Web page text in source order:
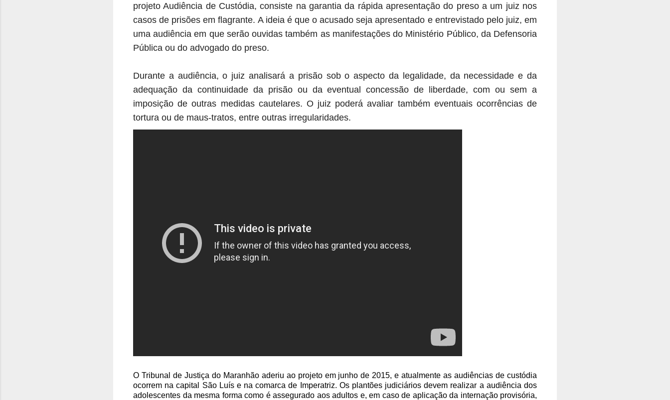
projeto Audiência de Custódia, consiste na garantia da rápida apresentação do preso a um juiz nos
casos de prisões em flagrante. A ideia é que o acusado seja apresentado e entrevistado pelo juiz, em
uma audiência em que serão ouvidas também as manifestações do Ministério Público, da Defensoria
Pública ou do advogado do preso.
Durante a audiência, o juiz analisará a prisão sob o aspecto da legalidade, da necessidade e da
adequação da continuidade da prisão ou da eventual concessão de liberdade, com ou sem a
imposição de outras medidas cautelares. O juiz poderá avaliar também eventuais ocorrências de
tortura ou de maus-tratos, entre outras irregularidades.
O Tribunal de Justiça do Maranhão aderiu ao projeto em junho de 2015, e atualmente as audiências de custódia
ocorrem na capital São Luís e na comarca de Imperatriz. Os plantões judiciários devem realizar a audiência dos
adolescentes da mesma forma como é assegurado aos adultos e, em caso de aplicação da internação provisória,